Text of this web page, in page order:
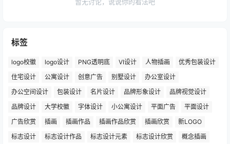
暂无讨论，说说你的看法吧
标签
logo校徽 logo设计 PNG透明底 VI设计 人物插画
优秀包装设计
住宅设计
公寓设计 创意广告 别墅设计
办公室设计
办公空间设计
包装设计 名片设计 品牌形象设计
品牌视觉设计
品牌设计
大学校徽 字体设计 小公寓设计 平面广告
平面设计
广告欣赏
插画 插画作品 插画作品欣赏 插画欣赏
新LOGO
标志设计
标志设计作品 标志设计元素 标志设计欣赏
概念插画